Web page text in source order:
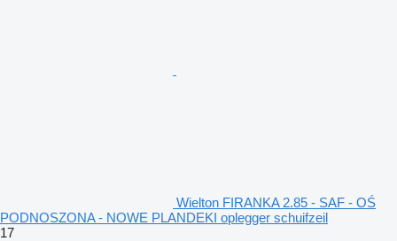
Wielton FIRANKA 2.85 - SAF - OŚ
PODNOSZONA - NOWE PLANDEKI oplegger schuifzeil
17